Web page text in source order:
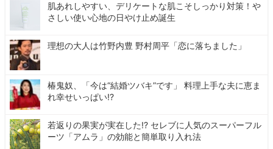
肌あれしやすい、デリケートな肌こそしっかり対策！や
さしい使い心地の日やけ止め誕生
理想の大人は竹野内豊 野村周平「恋に落ちました」
椿鬼奴、「今は“結婚ツバキ”です」 料理上手な夫に恵ま
れ幸せいっぱい!?
若返りの果実が実在した!? セレブに人気のスーパーフル
ーツ「アムラ」の効能と簡単取り入れ法